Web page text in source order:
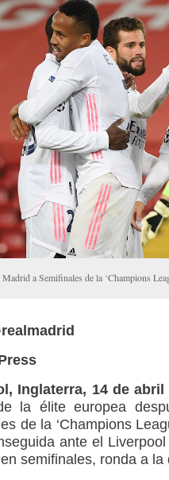
Madrid a Semifinales de la ‘Champions
Inglaterra, 14 de abril
la élite europea
de la ‘Champions
ante el
semifinales, ronda a